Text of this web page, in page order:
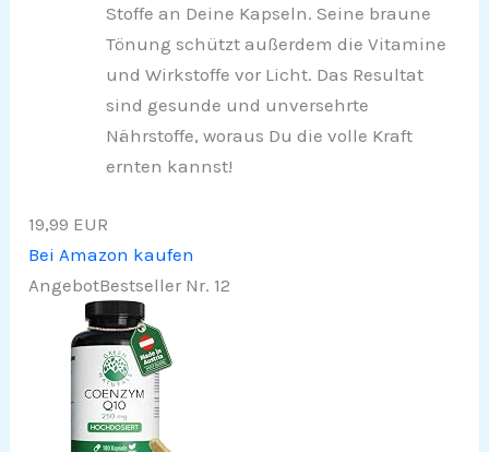
Stoffe an Deine Kapseln. Seine braune
Tönung schützt außerdem die Vitamine
und Wirkstoffe vor Licht. Das Resultat
sind gesunde und unversehrte
Nährstoffe, woraus Du die volle Kraft
ernten kannst!
19,99 EUR
Bei Amazon kaufen
AngebotBestseller Nr. 12